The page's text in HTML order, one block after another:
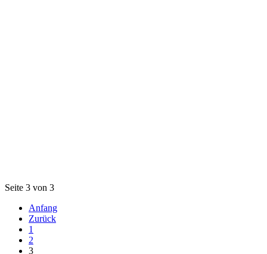
Seite 3 von 3
Anfang
Zurück
1
2
3